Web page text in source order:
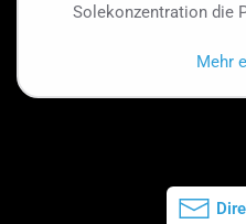
Solekonzentration die
Mehr